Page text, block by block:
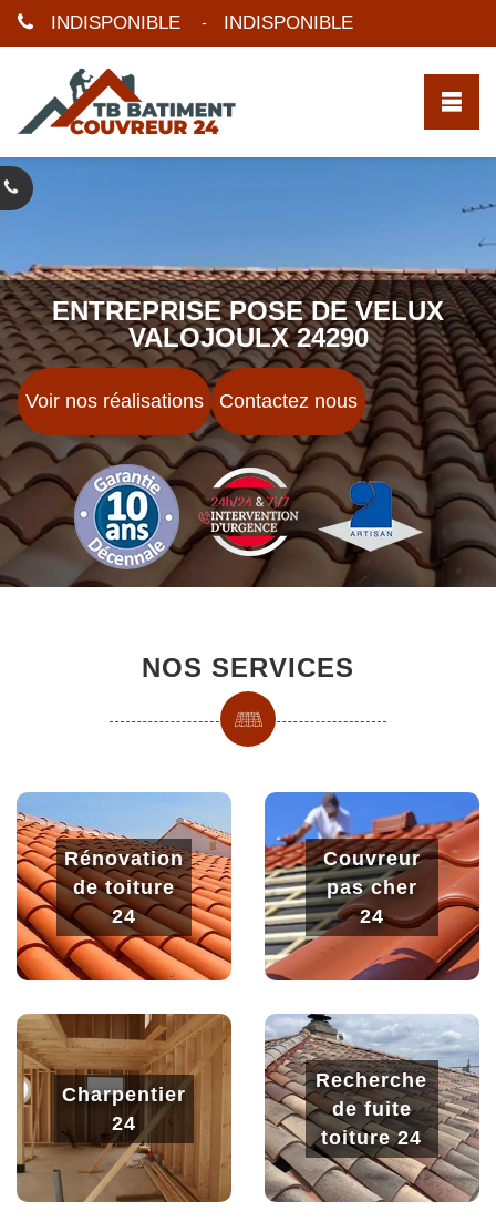
INDISPONIBLE - INDISPONIBLE
ENTREPRISE POSE DE VELUX
VALOJOULX 24290
Voir nos réalisations Contactez nous
NOS SERVICES
Rénovation
de toiture
24
Couvreur
pas cher
24
Charpentier
24
Recherche
de fuite
toiture 24